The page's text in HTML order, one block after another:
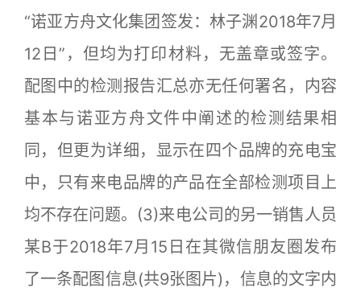
“诺亚方舟文化集团签发：林子渊2018年7月
12日”，但均为打印材料，无盖章或签字。
配图中的检测报告汇总亦无任何署名，内容
基本与诺亚方舟文件中阐述的检测结果相
同，但更为详细，显示在四个品牌的充电宝
中，只有来电品牌的产品在全部检测项目上
均不存在问题。(3)来电公司的另一销售人员
某B于2018年7月15日在其微信朋友圈发布
了一条配图信息(共9张图片)，信息的文字内